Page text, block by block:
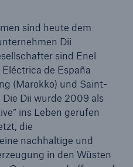
sind heute dem
Dii
sind Enel
de España
(Marokko) und Saint-
Die Dii wurde 2009 als
ins Leben gerufen
die
nachhaltige und
in den Wüsten